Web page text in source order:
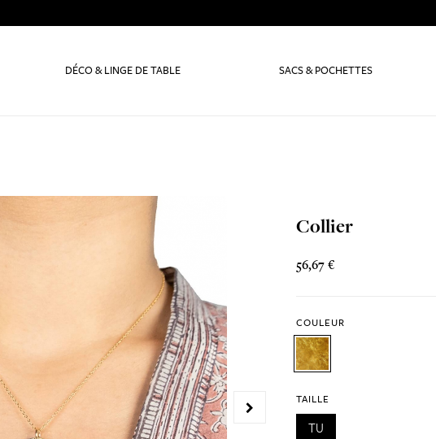
DÉCO & LINGE DE TABLE SACS & POCHETTES
Collier
56,67 €
COULEUR
TAILLE
TU